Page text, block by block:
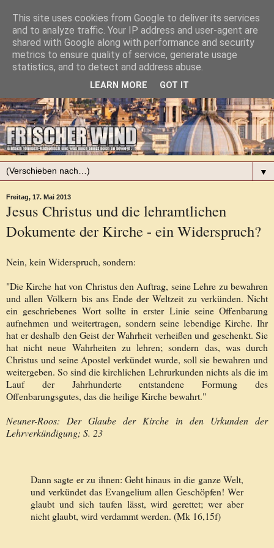
▼
Freitag, 17. Mai 2013
Jesus Christus und die lehramtlichen
Dokumente der Kirche - ein Widerspruch?
Nein, kein Widerspruch, sondern:
"Die Kirche hat von Christus den Auftrag, seine Lehre zu bewahren
und allen Völkern bis ans Ende der Weltzeit zu verkünden. Nicht
ein geschriebenes Wort sollte in erster Linie seine Offenbarung
aufnehmen und weitertragen, sondern seine lebendige Kirche. Ihr
hat er deshalb den Geist der Wahrheit verheißen und geschenkt. Sie
hat nicht neue Wahrheiten zu lehren; sondern das, was durch
Christus und seine Apostel verkündet wurde, soll sie bewahren und
weitergeben. So sind die kirchlichen Lehrurkunden nichts als die im
Lauf der Jahrhunderte entstandene Formung des
Offenbarungsgutes, das die heilige Kirche bewahrt."
Neuner-Roos: Der Glaube der Kirche in den Urkunden der
Lehrverkündigung; S. 23
Dann sagte er zu ihnen: Geht hinaus in die ganze Welt,
und verkündet das Evangelium allen Geschöpfen! Wer
glaubt und sich taufen lässt, wird gerettet; wer aber
nicht glaubt, wird verdammt werden. (Mk 16,15f)
This site uses cookies from Google to deliver its services
and to analyze traffic. Your IP address and user-agent are
shared with Google along with performance and security
metrics to ensure quality of service, generate usage
statistics, and to detect and address abuse.
LEARN MORE GOT IT